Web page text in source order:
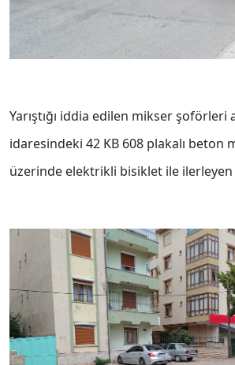
Yarıştığı iddia edilen mikser şoförleri
idaresindeki 42 KB 608 plakalı beton
üzerinde elektrikli bisiklet ile ilerleyen